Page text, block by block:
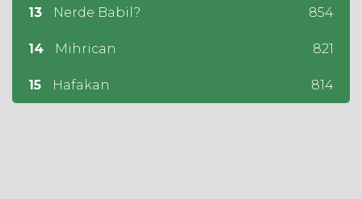
13 Nerde Babil? 854
14 Mihrican 821
15 Hafakan 814